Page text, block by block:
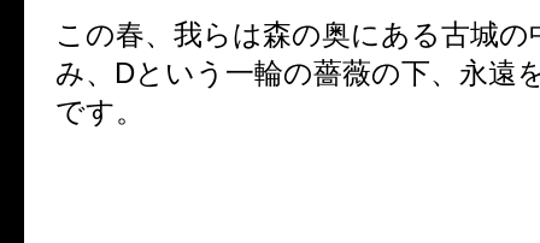
この春、我らは森の奥にある古城の
み、Dという一輪の薔薇の下、永遠
です。